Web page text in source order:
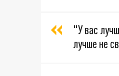
"У вас
лучше не